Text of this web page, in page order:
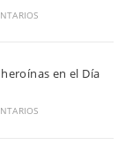
en el Día